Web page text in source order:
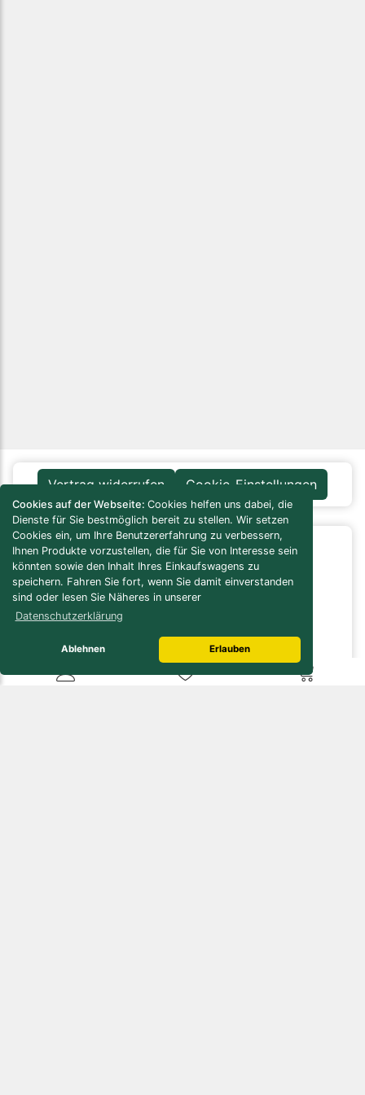
Cookies auf der Webseite:Cookies helfen uns dabei, die
Dienste für Sie bestmöglich bereit zu stellen. Wir setzen
Cookies ein, um Ihre Benutzererfahrung zu verbessern,
Ihnen Produkte vorzustellen, die für Sie von Interesse sein
könnten sowie den Inhalt Ihres Einkaufswagens zu
speichern. Fahren Sie fort, wenn Sie damit einverstanden
sind oder lesen Sie Näheres in unserer
Datenschutzerklärung
Ablehnen Erlauben
Vertrag widerrufen Cookie-Einstellungen
Infos / Service
Versandkosten-Rechner
Verbrauchs-/Bedarfsrechner
Bau- / Verlegeanleitungen
Pflegeanleitungen
Öffnungszeiten